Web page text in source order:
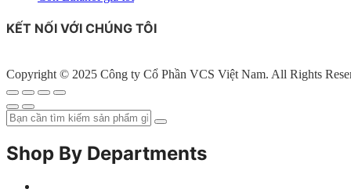
KẾT NỐI VỚI CHÚNG TÔI
Copyright © 2025 Công ty Cổ Phần VCS Việt Nam. All Rights
Shop By Departments